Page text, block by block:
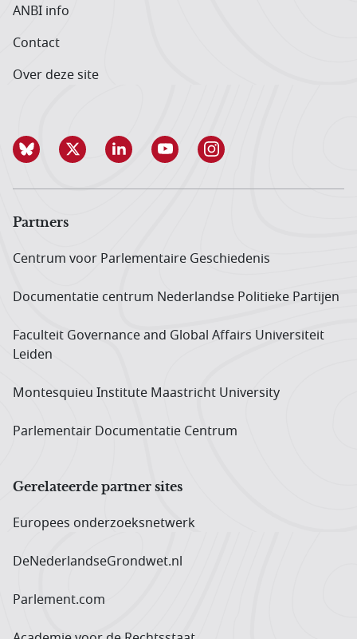
ANBI info
Contact
Over deze site
Partners
Centrum voor Parlementaire Geschiedenis
Documentatie centrum Neder­landse Politieke Partijen
Faculteit Governance and Global Affairs Universiteit
Leiden
Montesquieu Institute Maastricht University
Parlementair Documentatie Centrum
Gerelateerde partner sites
Europees onderzoeks­netwerk
DeNederlandseGrondwet.nl
Parlement.com